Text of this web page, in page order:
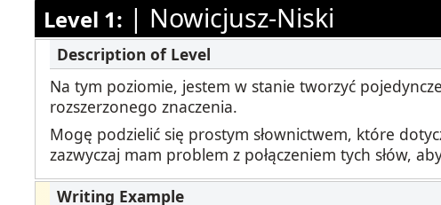
STAMP dla ASL
STAMP dla hebrajskiego
Testuj Języki
Zdalne Nadzorowanie
Zażądaj Powtórzenia
Level 1: | Nowicjusz-Niski
Na tym poziomie, jestem w stanie tworzyć
rozszerzonego znaczenia.
Mogę podzielić się prostym słownictwem, które
zazwyczaj mam problem z połączeniem tych słów,